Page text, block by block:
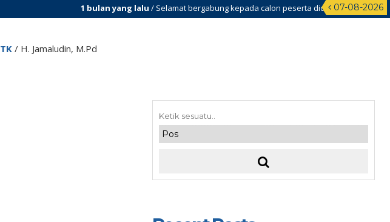
07-08-2026
1 bulan yang lalu/ Selamat bergabung kepada calon peserta didik baru yang berhasil
/ H. Jamaludin, M.Pd